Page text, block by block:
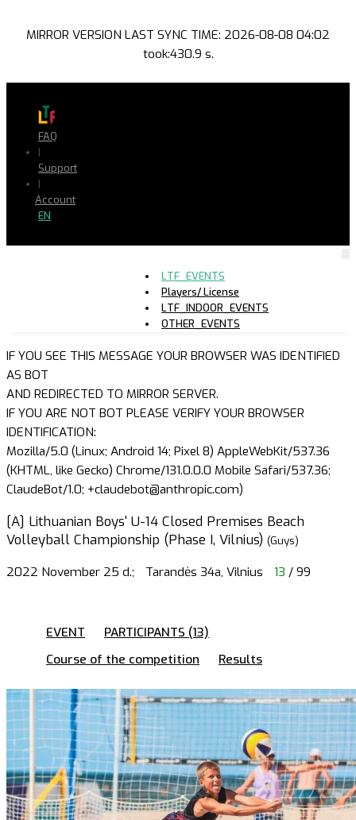
MIRROR VERSION LAST SYNC TIME: 2026-08-08 04:02
took:430.9 s.
FAQ
|
Support
|
Account
EN
LTF_EVENTS
Players/ License
LTF_INDOOR_EVENTS
OTHER_EVENTS
IF YOU SEE THIS MESSAGE YOUR BROWSER WAS IDENTIFIED
AS BOT
AND REDIRECTED TO MIRROR SERVER.
IF YOU ARE NOT BOT PLEASE VERIFY YOUR BROWSER
IDENTIFICATION:
Mozilla/5.0 (Linux; Android 14; Pixel 8) AppleWebKit/537.36
(KHTML, like Gecko) Chrome/131.0.0.0 Mobile Safari/537.36;
ClaudeBot/1.0; +claudebot@anthropic.com)
[A] Lithuanian Boys' U-14 Closed Premises Beach
Volleyball Championship (Phase I, Vilnius) (Guys)
2022 November 25 d.; Tarandės 34a, Vilnius 13 / 99
EVENT
PARTICIPANTS (13)
Course of the competition
Results